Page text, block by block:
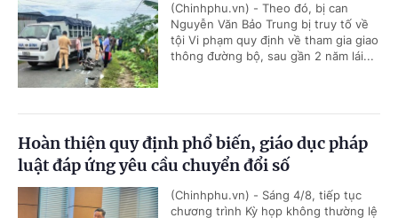
(Chinhphu.vn) - Theo đó, bị can
Nguyễn Văn Bảo Trung bị truy tố về
tội Vi phạm quy định về tham gia giao
thông đường bộ, sau gần 2 năm lái...
Hoàn thiện quy định phổ biến, giáo dục pháp
luật đáp ứng yêu cầu chuyển đổi số
(Chinhphu.vn) - Sáng 4/8, tiếp tục
chương trình Kỳ họp không thường lệ